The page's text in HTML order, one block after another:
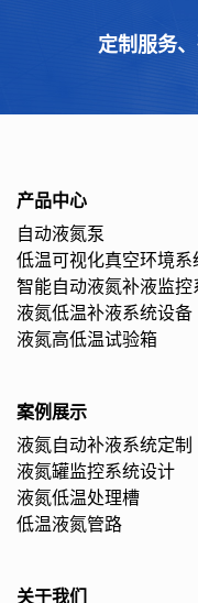
定制服务
产品中心
自动液氮泵
低温可视化真空环境系
智能自动液氮补液监控
液氮低温补液系统设备
液氮高低温试验箱
案例展示
液氮自动补液系统定制
液氮罐监控系统设计
液氮低温处理槽
低温液氮管路
关于我们